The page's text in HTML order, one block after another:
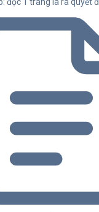
đọc 1 trang là ra quyết